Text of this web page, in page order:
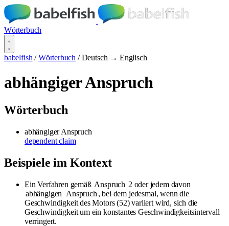
Wörterbuch
babelfish / Wörterbuch / Deutsch → Englisch
abhängiger Anspruch
Wörterbuch
abhängiger Anspruch
dependent claim
Beispiele im Kontext
Ein Verfahren gemäß Anspruch 2 oder jedem davon
abhängigen Anspruch , bei dem jedesmal, wenn die
Geschwindigkeit des Motors (52) variiert wird, sich die
Geschwindigkeit um ein konstantes Geschwindigkeitsintervall
verringert.